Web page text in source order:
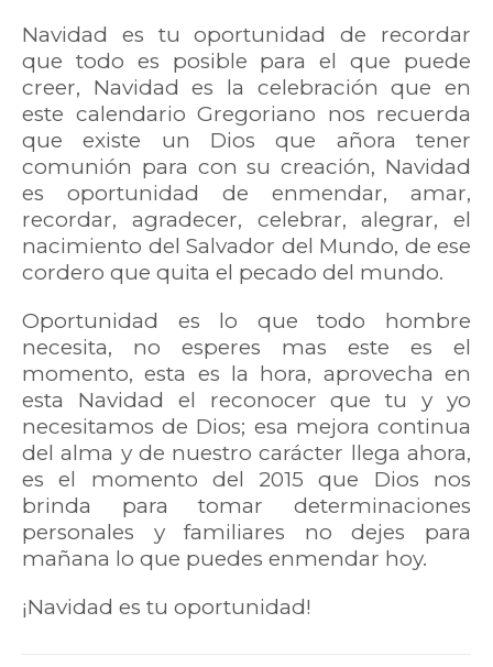
Navidad es tu oportunidad de recordar
que todo es posible para el que puede
creer, Navidad es la celebración que en
este calendario Gregoriano nos recuerda
que existe un Dios que añora tener
comunión para con su creación, Navidad
es oportunidad de enmendar, amar,
recordar, agradecer, celebrar, alegrar, el
nacimiento del Salvador del Mundo, de ese
cordero que quita el pecado del mundo.
Oportunidad es lo que todo hombre
necesita, no esperes mas este es el
momento, esta es la hora, aprovecha en
esta Navidad el reconocer que tu y yo
necesitamos de Dios; esa mejora continua
del alma y de nuestro carácter llega ahora,
es el momento del 2015 que Dios nos
brinda para tomar determinaciones
personales y familiares no dejes para
mañana lo que puedes enmendar hoy.
¡Navidad es tu oportunidad!